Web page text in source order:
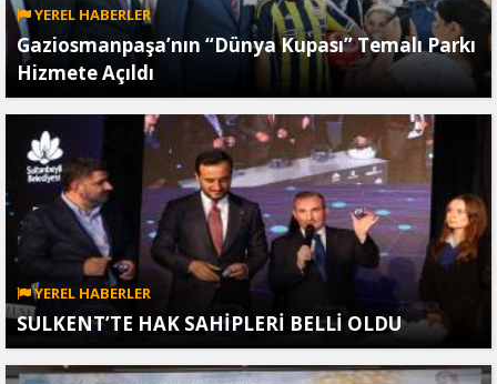
YEREL HABERLER
Gaziosmanpaşa’nın “Dünya Kupası” Temalı Parkı
Hizmete Açıldı
YEREL HABERLER
SULKENT’TE HAK SAHİPLERİ BELLİ OLDU